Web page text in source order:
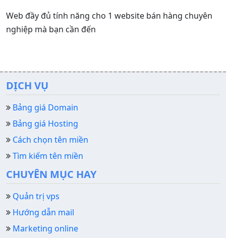
Web đầy đủ tính năng cho 1 website bán hàng chuyên
nghiệp mà bạn cần đến
DỊCH VỤ
Bảng giá Domain
Bảng giá Hosting
Cách chọn tên miền
Tìm kiếm tên miền
CHUYÊN MỤC HAY
Quản trị vps
Hướng dẫn mail
Marketing online